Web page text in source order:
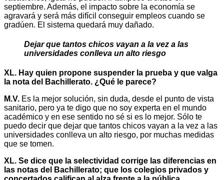
septiembre. Además, el impacto sobre la economía se
agravará y será más difícil conseguir empleos cuando se
gradúen. El sistema quedará muy dañado.
Dejar que tantos chicos vayan a la vez a las
universidades conlleva un alto riesgo
XL. Hay quien propone suspender la prueba y que valga
la nota del Bachillerato. ¿Qué le parece?
M.V. Es la mejor solución, sin duda, desde el punto de vista
sanitario, pero ya te digo que no soy experta en el mundo
académico y en ese sentido no sé si es lo mejor. Sólo te
puedo decir que dejar que tantos chicos vayan a la vez a las
universidades conlleva un alto riesgo, por muchas medidas
que se tomen.
XL. Se dice que la selectividad corrige las diferencias en
las notas del Bachillerato; que los colegios privados y